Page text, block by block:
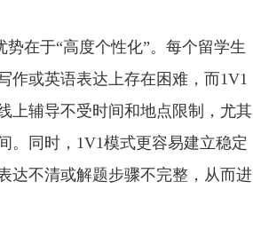
在于“高度个性化”。每个留学生
作或英语表达上存在困难，而1V1
上辅导不受时间和地点限制，尤其
。同时，1V1模式更容易建立稳定
达不清或解题步骤不完整，从而进